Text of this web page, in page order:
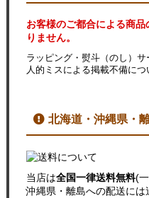
お客様のご都合による商
りません。
ラッピング・熨斗（のし）サ
人的ミスによる掲載不備につ
北海道・沖縄県・
当店は全国一律送料無料(
沖縄県・離島への配送には